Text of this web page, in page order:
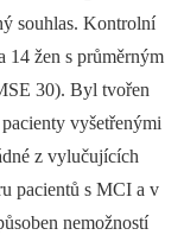
souhlas. Kontrolní
14 žen s průměrným
30). Byl tvořen
vyšetřenými
z vylučujících
pacientů s MCI a v
nemožností